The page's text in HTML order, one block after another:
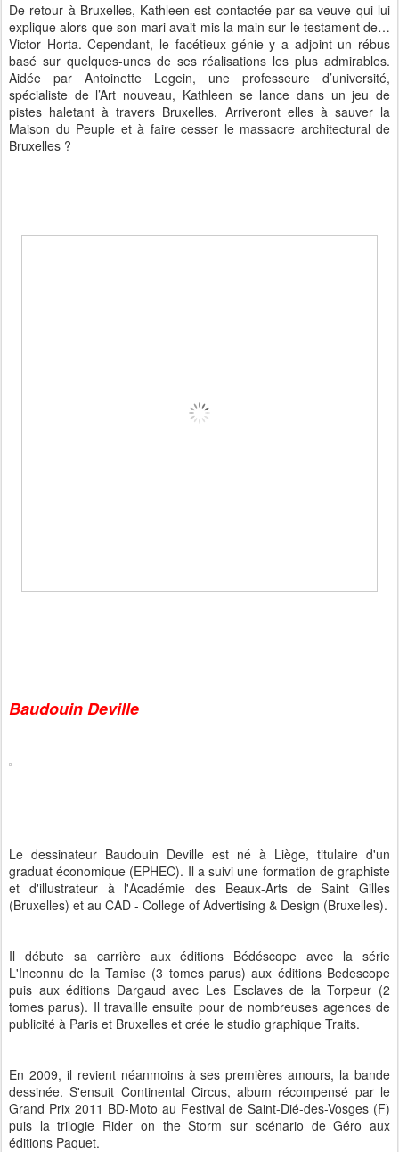
De retour à Bruxelles, Kathleen est contactée par sa veuve qui lui
explique alors que son mari avait mis la main sur le testament de…
Victor Horta. Cependant, le facétieux génie y a adjoint un rébus
basé sur quelques-unes de ses réalisations les plus admirables.
Aidée par Antoinette Legein, une professeure d’université,
spécialiste de l’Art nouveau, Kathleen se lance dans un jeu de
pistes haletant à travers Bruxelles. Arriveront elles à sauver la
Maison du Peuple et à faire cesser le massacre architectural de
Bruxelles ?
Baudouin Deville
Le dessinateur Baudouin Deville est né à Liège, titulaire d'un
graduat économique (EPHEC). Il a suivi une formation de graphiste
et d'illustrateur à l'Académie des Beaux-Arts de Saint Gilles
(Bruxelles) et au CAD - College of Advertising & Design (Bruxelles).
Il débute sa carrière aux éditions Bédéscope avec la série
L'Inconnu de la Tamise (3 tomes parus) aux éditions Bedescope
puis aux éditions Dargaud avec Les Esclaves de la Torpeur (2
tomes parus). Il travaille ensuite pour de nombreuses agences de
publicité à Paris et Bruxelles et crée le studio graphique Traits.
En 2009, il revient néanmoins à ses premières amours, la bande
dessinée. S'ensuit Continental Circus, album récompensé par le
Grand Prix 2011 BD-Moto au Festival de Saint-Dié-des-Vosges (F)
puis la trilogie Rider on the Storm sur scénario de Géro aux
éditions Paquet.